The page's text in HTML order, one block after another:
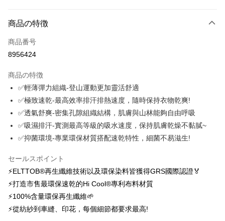
クレジットカード1回払い
クレジットカード分割払い
合作金庫商業銀行
華南商業銀行
彰化商業銀行
上海商業儲蓄銀行
台北富邦商業銀行
国泰世華商業銀行
兆豐國際商業銀行
台湾中小企業銀行
台中商業銀行
聯邦商業銀行
遠東国際商業銀行
玉山商業銀行
台新國際商業銀行
中国信託商業銀行
台湾楽天クレジットカード会社
6回払い、金利0、毎回
華南商業銀行
彰化商業銀行
上海商業儲蓄銀行
台北富邦商業銀行
国泰世華商業銀行
兆豐國際商業銀行
台湾中小企業銀行
台中商業銀行
聯邦商業銀行
元大商業銀行
永豐商業銀行
台新國際商業銀行
中国信託商業銀行
台湾楽天クレジットカード会社
12回払い、金利0、毎回NT$144
合作金庫商業銀行
第一商業銀行
上海商業儲蓄銀行
台北富邦商業銀行
国泰世華商業銀行
兆豐國際商業銀行
HSBC(台湾)商業銀行
聯邦商業銀行
遠東国際商業銀行
元大商業銀行
永豐商業銀行
玉山商業銀行
台湾楽天クレジットカード会社
合作金庫商業銀行
第一商業銀行
華南商業銀行
彰化商業銀行
兆豐國際商業銀行
華泰商業銀行
聯邦商業銀行
遠東国際商業銀行
元大商業銀行
永豐商業銀行
星展(台湾)商業銀行
台新國際商業銀行
コンビニ店頭代金引換
Apple Pay
Easy Wallet
OP Pay Later
説明
商品の特徴
商品番号
8956424
商品の特徴
✅輕薄彈力組織-登山運動更加靈活舒適
✅極致速乾-最高效率排汗排熱速度，隨時保持衣物乾爽!
✅透氣舒爽-密集孔隙組織結構，肌膚與山林能夠自由呼吸
✅吸濕排汗-實測最高等級的吸水速度，保持肌膚乾燥不黏膩~
✅抑菌環境-專業環保材質搭配速乾特性，細菌不易滋生!
セールスポイント
⚡ELTTOB®再生纖維技術以及環保染料皆獲得GRS國際認證🏅
⚡打造市售最環保速乾的Hi Cool®專利布料材質
⚡100%含量環保再生纖維🌱
⚡從紡紗到車縫、印花，每個細節都要求最高!